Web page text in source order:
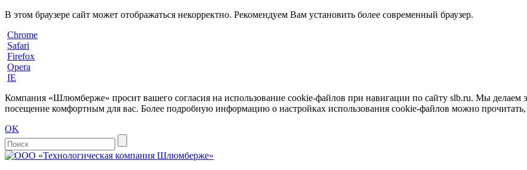
В этом браузере сайт может отображаться некорректно. Рекомендуем Вам установить более современный браузер.
Chrome
Safari
Firefox
Opera
IE
Компания «Шлюмберже» просит вашего согласия на использование cookie-файлов при навигации по сайту slb.ru. Мы делаем
посещение комфортным для вас. Более подробную информацию о настройках использования cookie-файлов можно
OK